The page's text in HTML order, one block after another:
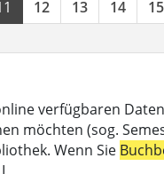
12 13 14 15
verfügbaren
möchten (sog.
Wenn Sie